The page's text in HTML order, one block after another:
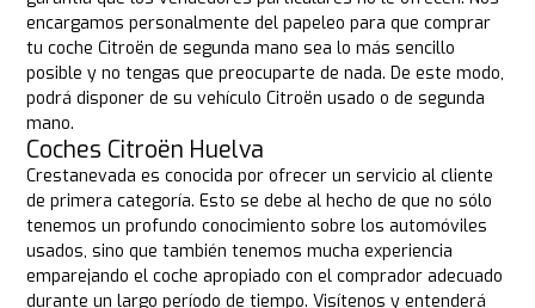
encargamos personalmente del papeleo para que comprar
tu coche Citroën de segunda mano sea lo más sencillo
posible y no tengas que preocuparte de nada. De este modo,
podrá disponer de su vehículo Citroën usado o de segunda
mano.
Coches Citroën Huelva
Crestanevada es conocida por ofrecer un servicio al cliente
de primera categoría. Esto se debe al hecho de que no sólo
tenemos un profundo conocimiento sobre los automóviles
usados, sino que también tenemos mucha experiencia
emparejando el coche apropiado con el comprador adecuado
durante un largo período de tiempo. Visítenos y entenderá